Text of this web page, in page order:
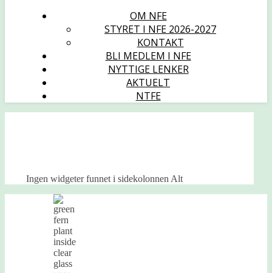
OM NFE
STYRET I NFE 2026-2027
KONTAKT
BLI MEDLEM I NFE
NYTTIGE LENKER
AKTUELT
NTFE
Ingen widgeter funnet i sidekolonnen Alt